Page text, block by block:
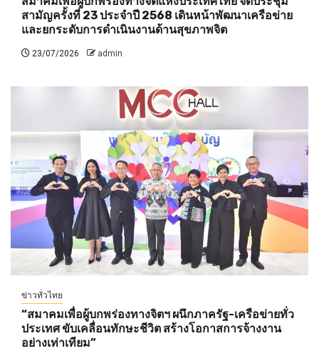
สามัญครั้งที่ 23 ประจำปี 2568 เดินหน้าพัฒนาเครือข่าย
และยกระดับการดำเนินงานด้านสุขภาพจิต
23/07/2026 admin
ข่าวทั่วไทย
“สมาคมเพื่อผู้บกพร่องทางจิตฯ ผนึกภาครัฐ-เครือข่ายทั่ว
ประเทศ ขับเคลื่อนทักษะชีวิต สร้างโอกาสการจ้างงาน
อย่างเท่าเทียม”